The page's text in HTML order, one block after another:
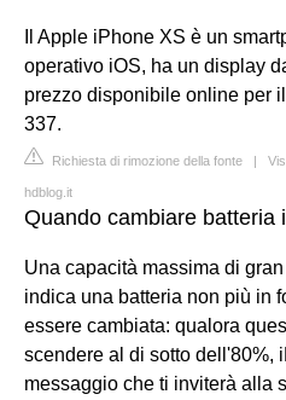
Il Apple iPhone XS è un
operativo iOS, ha un display
prezzo disponibile online per
337.
Richiesta di rimozione della fonte |
hdblog.it
Quando cambiare batteria
Una capacità massima di
indica una batteria non più in
essere cambiata: qualora
scendere al di sotto dell'80%,
messaggio che ti inviterà alla